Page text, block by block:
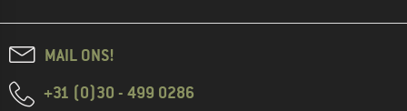
MAIL ONS!
+31 (0)30 - 499 0286